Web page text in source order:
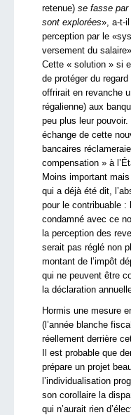
retenue) se fasse par
sont explorées», a-t-
perception par le
versement du
Cette « solution » si
de protéger du
offrirait en revanche
régalienne) aux
peu plus leur
échange de cette
bancaires
compensation » à
Moins important
qui a déjà été dit,
pour le contribuable :
condamné avec ce
la perception des
serait pas réglé non
montant de l’impôt
qui ne peuvent être
la déclaration
Hormis une mesure
(l’année blanche
réellement derrière
Il est probable que
prépare un projet
l’individualisation
son corollaire la
qui n’aurait rien